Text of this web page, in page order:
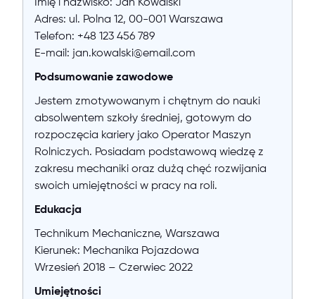
Imię i nazwisko: Jan Kowalski
Adres: ul. Polna 12, 00-001 Warszawa
Telefon: +48 123 456 789
E-mail: jan.kowalski@email.com
Podsumowanie zawodowe
Jestem zmotywowanym i chętnym do nauki
absolwentem szkoły średniej, gotowym do
rozpoczęcia kariery jako Operator Maszyn
Rolniczych. Posiadam podstawową wiedzę z
zakresu mechaniki oraz dużą chęć rozwijania
swoich umiejętności w pracy na roli.
Edukacja
Technikum Mechaniczne, Warszawa
Kierunek: Mechanika Pojazdowa
Wrzesień 2018 – Czerwiec 2022
Umiejętności